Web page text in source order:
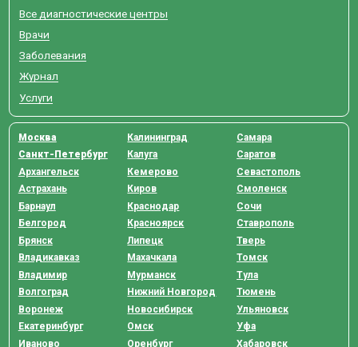
Все диагностические центры
Врачи
Заболевания
Журнал
Услуги
Москва
Санкт-Петербург
Архангельск
Астрахань
Барнаул
Белгород
Брянск
Владикавказ
Владимир
Волгоград
Воронеж
Екатеринбург
Иваново
Калининград
Калуга
Кемерово
Киров
Краснодар
Красноярск
Липецк
Махачкала
Мурманск
Нижний Новгород
Новосибирск
Омск
Оренбург
Самара
Саратов
Севастополь
Смоленск
Сочи
Ставрополь
Тверь
Томск
Тула
Тюмень
Ульяновск
Уфа
Хабаровск